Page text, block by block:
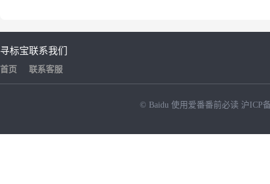
寻标宝
首页
联系我们
联系客服
© Baidu 使用爱番番前必读 沪ICP